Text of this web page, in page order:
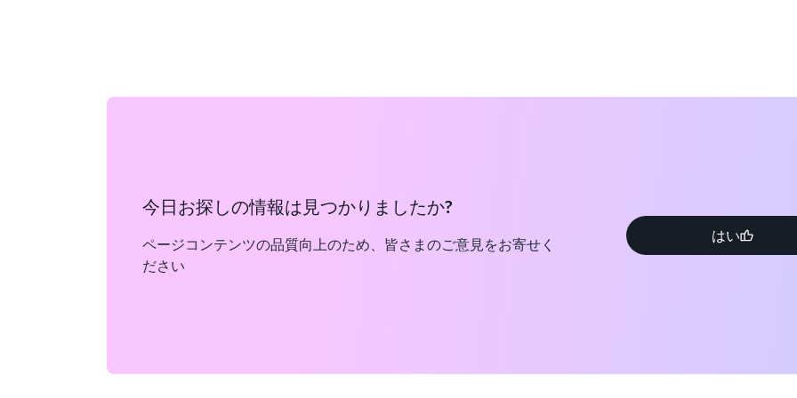
今日お探しの情報は見つかりましたか?
ページコンテンツの品質向上のため、皆さまのご意見をお寄せく
ださい
はい